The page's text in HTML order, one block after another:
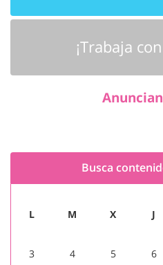
¡Trabaja
Busca
L M X J
3
4 5 6